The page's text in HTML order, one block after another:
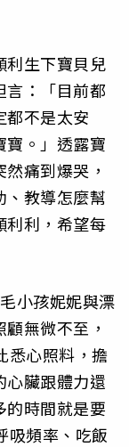
利生下寶貝兒
言：「目前都
都不是太安
寶。」透露寶
痛到爆哭，
、教導怎麼幫
利利，希望每
小孩妮妮與漂
無微不至，
悉心照料，擔
心臟跟體力還
的時間就是要
吸頻率、吃飯